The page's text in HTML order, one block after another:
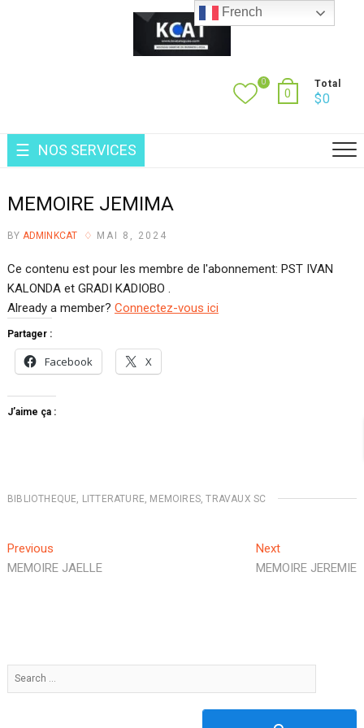
0
0
Total
$0
NOS SERVICES
MEMOIRE JEMIMA
BY ADMINKCAT MAI 8, 2024
Ce contenu est pour les membre de l'abonnement: PST IVAN
KALONDA et GRADI KADIOBO .
Already a member? Connectez-vous ici
Partager :
Facebook X
J’aime ça :
BIBLIOTHEQUE, LITTERATURE, MEMOIRES,TRAVAUX SC
Navigation
de
PreviousPrevious
post:
MEMOIRE JAELLE
NextNext
post:
MEMOIRE JEREMIE
Search
…
French